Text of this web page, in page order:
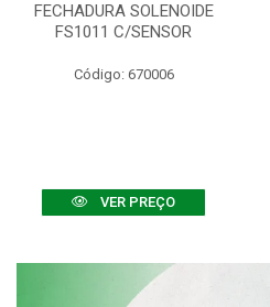
FECHADURA SOLENOIDE
FS1011 C/SENSOR
Código: 670006
VER PREÇO